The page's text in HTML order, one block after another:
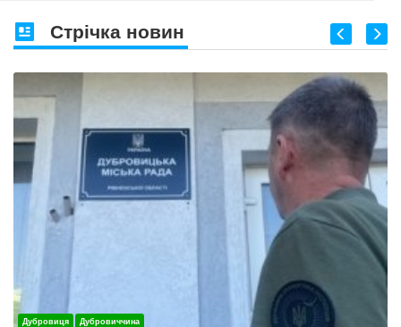
Стрічка новин
Дубровиця Дубровиччина